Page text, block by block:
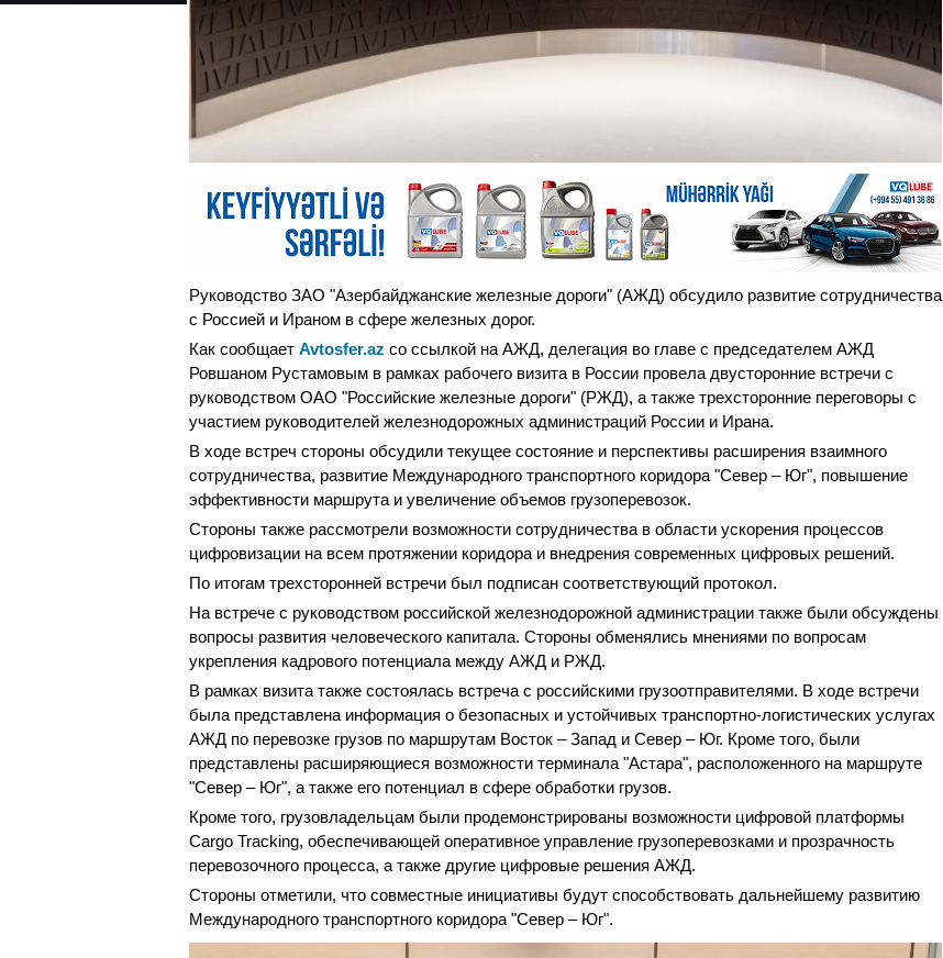
Руководство ЗАО "Азербайджанские железные дороги" (АЖД) обсудило развитие сотрудничества
с Россией и Ираном в сфере железных дорог.
Как сообщает Avtosfer.az со ссылкой на АЖД, делегация во главе с председателем АЖД
Ровшаном Рустамовым в рамках рабочего визита в России провела двусторонние встречи с
руководством ОАО "Российские железные дороги" (РЖД), а также трехсторонние переговоры с
участием руководителей железнодорожных администраций России и Ирана.
В ходе встреч стороны обсудили текущее состояние и перспективы расширения взаимного
сотрудничества, развитие Международного транспортного коридора "Север – Юг", повышение
эффективности маршрута и увеличение объемов грузоперевозок.
Стороны также рассмотрели возможности сотрудничества в области ускорения процессов
цифровизации на всем протяжении коридора и внедрения современных цифровых решений.
По итогам трехсторонней встречи был подписан соответствующий протокол.
На встрече с руководством российской железнодорожной администрации также были обсуждены
вопросы развития человеческого капитала. Стороны обменялись мнениями по вопросам
укрепления кадрового потенциала между АЖД и РЖД.
В рамках визита также состоялась встреча с российскими грузоотправителями. В ходе встречи
была представлена информация о безопасных и устойчивых транспортно-логистических услугах
АЖД по перевозке грузов по маршрутам Восток – Запад и Север – Юг. Кроме того, были
представлены расширяющиеся возможности терминала "Астара", расположенного на маршруте
"Север – Юг", а также его потенциал в сфере обработки грузов.
Кроме того, грузовладельцам были продемонстрированы возможности цифровой платформы
Cargo Tracking, обеспечивающей оперативное управление грузоперевозками и прозрачность
перевозочного процесса, а также другие цифровые решения АЖД.
Стороны отметили, что совместные инициативы будут способствовать дальнейшему развитию
Международного транспортного коридора "Север – Юг".